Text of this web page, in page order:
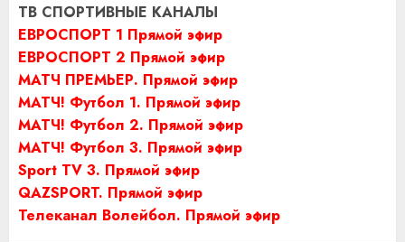
ТВ СПОРТИВНЫЕ КАНАЛЫ
ЕВРОСПОРТ 1 Прямой эфир
ЕВРОСПОРТ 2 Прямой эфир
МАТЧ ПРЕМЬЕР. Прямой эфир
МАТЧ! Футбол 1. Прямой эфир
МАТЧ! Футбол 2. Прямой эфир
МАТЧ! Футбол 3. Прямой эфир
Sport TV 3. Прямой эфир
QAZSPORT. Прямой эфир
Телеканал Волейбол. Прямой эфир